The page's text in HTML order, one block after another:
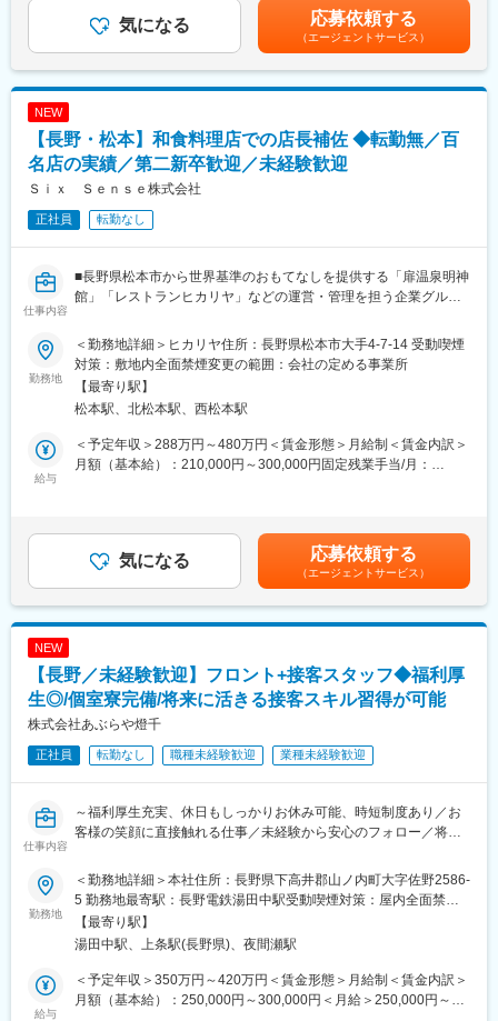
提供しております。
■施設の魅力・特徴
の恵みや自分を取り戻すような癒しを感じられる「和のリゾー
本では稀有であり、全国各地のお客様にご利用いただいておりま
す。
■扉グループの魅力・特徴
当社は『Sense of Place（その土地の感覚が味わえるウェルネス
リゾート）』をコンセプトに、旅館・ホテル・レストラン・ウエ
ディング・古民家宿泊・福祉事業所などを展開！グループ全体の
◎『扉温泉 明神館』や、松本城に最も近くて松本の歴史を感じら
れる『松本丸の内ホテル』、130年以上前に建てられた名門商家
総料理長のもと、「扉温泉明神館」での勤務がメインとなります
が、グループ内の「ヒカリヤニシ」での業務をお願いする場合も
＞有＜残業手当＞有＜給与補足＞■昇給：あり■賞与：あり賃金は
あくまでも目安の金額であり、選考を通じて上下する可能性があ
ります。月給(月額)は固定手当を含めた表記です。
気になる 応募依頼する
（エージェントサービス）
NEW
【長野・松本】和食料理店での店長補佐 ◆転勤無／百
名店の実績／第二新卒歓迎／未経験歓迎
Ｓｉｘ Ｓｅｎｓｅ株式会社
正社員 転勤なし
仕事内容
■長野県松本市から世界基準のおもてなしを提供する「扉温泉明神
館」「レストランヒカリヤ」などの運営・管理を担う企業グルー
■明治初期に建てられた有形文化財「光屋」の屋敷を改装し、信州
の厳選した食材に職人の技を注いだこだわりの和食を提供しま
す。
■お客様の人生の節目に寄り添いながら、サービス品質の向上やチ
ームづくりなど、お店づくりにも関われることがヒカリヤヒガシ
で働く魅力です。
の店長補佐として、サービス品質の向上やマネジメントにも携わ
っていただきます。
スタッフの成長を支えながら、お客様に喜ばれるお店を一緒につ
・お客様のお席までのご案内、お料理や飲料のご提供及びお料理
の説明
・婚礼、サプライズの対応、準備
・シフト作成
お店づくりに取り組んでいます。
転勤なく、長野県でキャリアを築きたい方を歓迎します。
－－－－－－－－－－
【アピールポイント】
《ヒカリヤヒガシで働く魅力》
お客様の人生の節目に寄り添いながら、お店づくりにも関われる
■お客様の特別な一日に携われる仕事です
記念日やプロポーズ、ご両家の顔合わせ、海外からのお客様のご
勤務地
＜勤務地詳細＞ヒカリヤ住所：長野県松本市大手4-7-14 受動喫煙
対策：敷地内全面禁煙変更の範囲：会社の定める事業所
【最寄り駅】
松本駅、北松本駅、西松本駅
給与
＜予定年収＞288万円～480万円＜賃金形態＞月給制＜賃金内訳＞
月額（基本給）：210,000円～300,000円固定残業手当/月：
給：あり■賞与：あり※昇給・賞与は会社業績・勤務評定によりま
す。賃金はあくまでも目安の金額であり、選考を通じて上下する
可能性があります。月給(月額)は固定手当を含めた表記です。
気になる 応募依頼する
（エージェントサービス）
NEW
【長野／未経験歓迎】フロント+接客スタッフ◆福利厚
生◎/個室寮完備/将来に活きる接客スキル習得が可能
株式会社あぶらや燈千
正社員 転勤なし 職種未経験歓迎 業種未経験歓迎
仕事内容
～福利厚生充実、休日もしっかりお休み可能、時短制度あり／お
客様の笑顔に直接触れる仕事／未経験から安心のフォロー／将来
■業務内容：【変更の範囲：会社の定める業務】
・旅館の客室やフロントの接客業務全般
・チェックイン、チェックアウト業務
・夕朝食のおもてなし業務
・パソコンを使用した業務※Excel、Word基本操作
【変更の範囲：会社の定める業務】
勤務地
＜勤務地詳細＞本社住所：長野県下高井郡山ノ内町大字佐野2586-
5 勤務地最寄駅：長野電鉄湯田中駅受動喫煙対策：屋内全面禁煙
変更の範囲：本文参照
【最寄り駅】
湯田中駅、上条駅(長野県)、夜間瀬駅
給与
＜予定年収＞350万円～420万円＜賃金形態＞月給制＜賃金内訳＞
月額（基本給）：250,000円～300,000円＜月給＞250,000円～